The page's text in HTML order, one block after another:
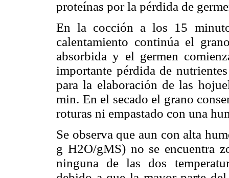
proteínas por la pérdida de
En la cocción a los 15
calentamiento continúa el
absorbida y el germen
importante pérdida de
para la elaboración de las
min. En el secado el grano
roturas ni empastado con una
Se observa que aun con alta
g H2O/gMS) no se encuentra
ninguna de las dos